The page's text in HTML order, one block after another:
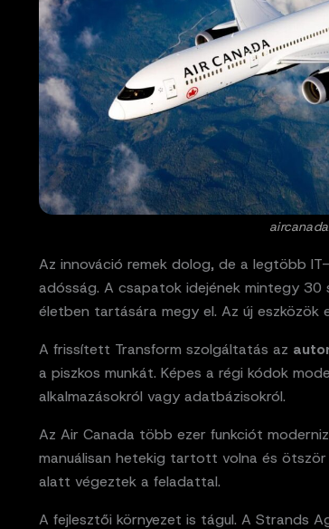
Az innováció remek dolog, de a legtöbb
adósság. A csapatok idejének mintegy 30
életben tartására megy el. Az új eszközök
A frissített Transform szolgáltatás az
a piszkos munkát. Képes a régi kódok
alkalmazásokról vagy adatbázisokról.
Az Air Canada több ezer funkciót
manuálisan hetekig tartott volna és
alatt végeztek a feladattal.
A fejlesztői környezet is tágul. A Strands